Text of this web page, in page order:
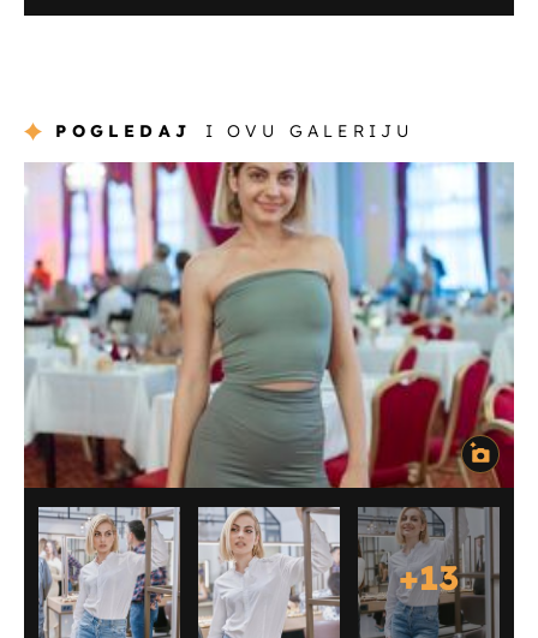
POGLEDAJ I OVU GALERIJU
+13